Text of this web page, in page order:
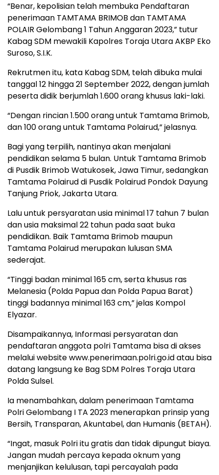
“Benar, kepolisian telah membuka Pendaftaran
penerimaan TAMTAMA BRIMOB dan TAMTAMA
POLAIR Gelombang 1 Tahun Anggaran 2023,” tutur
Kabag SDM mewakili Kapolres Toraja Utara AKBP Eko
Suroso, S.I.K.
Rekrutmen itu, kata Kabag SDM, telah dibuka mulai
tanggal 12 hingga 21 September 2022, dengan jumlah
peserta didik berjumlah 1.600 orang khusus laki-laki.
“Dengan rincian 1.500 orang untuk Tamtama Brimob,
dan 100 orang untuk Tamtama Polairud,” jelasnya.
Bagi yang terpilih, nantinya akan menjalani
pendidikan selama 5 bulan. Untuk Tamtama Brimob
di Pusdik Brimob Watukosek, Jawa Timur, sedangkan
Tamtama Polairud di Pusdik Polairud Pondok Dayung
Tanjung Priok, Jakarta Utara.
Lalu untuk persyaratan usia minimal 17 tahun 7 bulan
dan usia maksimal 22 tahun pada saat buka
pendidikan. Baik Tamtama Brimob maupun
Tamtama Polairud merupakan lulusan SMA
sederajat.
“Tinggi badan minimal 165 cm, serta khusus ras
Melanesia (Polda Papua dan Polda Papua Barat)
tinggi badannya minimal 163 cm,” jelas Kompol
Elyazar.
Disampaikannya, Informasi persyaratan dan
pendaftaran anggota polri Tamtama bisa di akses
melalui website www.penerimaan.polri.go.id atau bisa
datang langsung ke Bag SDM Polres Toraja Utara
Polda Sulsel.
Ia menambahkan, dalam penerimaan Tamtama
Polri Gelombang I TA 2023 menerapkan prinsip yang
Bersih, Transparan, Akuntabel, dan Humanis (BETAH).
“Ingat, masuk Polri itu gratis dan tidak dipungut biaya.
Jangan mudah percaya kepada oknum yang
menjanjikan kelulusan, tapi percayalah pada